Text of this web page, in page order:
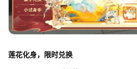
莲花化身，限时兑换